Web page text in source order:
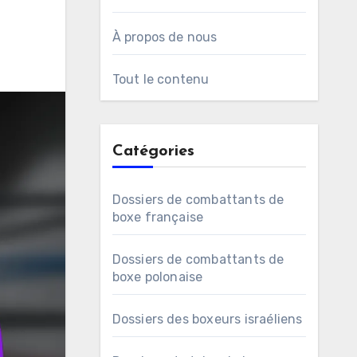
À propos de nous
Tout le contenu
Catégories
Dossiers de combattants de
boxe française
Dossiers de combattants de
boxe polonaise
Dossiers des boxeurs israéliens